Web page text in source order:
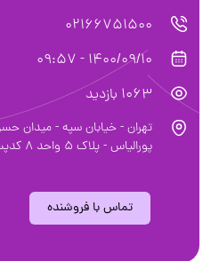
02166751500
1400/09/10 - 09:57
1063 بازدید
تهران - خیابان سپه - میدان
پورالیاس - پلاک 5 واحد 8 کدپستی 1136635319
تماس با فروشنده